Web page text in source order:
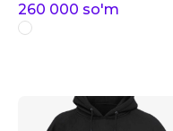
260 000 so'm